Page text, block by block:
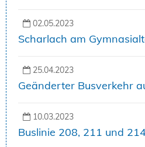
02.05.2023
Scharlach am
25.04.2023
Geänderter Busverkehr
10.03.2023
Buslinie 208, 211 und